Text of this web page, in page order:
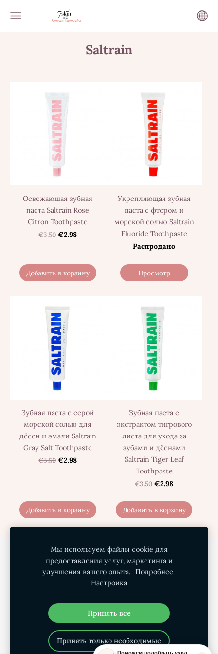
Saltrain
Освежающая зубная
паста Saltrain Rose
Citron Toothpaste
€3.50 €2.98
Добавить в корзину
Укрепляющая зубная
паста с фтором и
морской солью Saltrain
Fluoride Toothpaste
Распродано
Просмотр
Зубная паста с серой
морской солью для
дёсен и эмали Saltrain
Gray Salt Toothpaste
€3.50 €2.98
Добавить в корзину
Зубная паста с
экстрактом тигрового
листа для ухода за
зубами и дёснами
Saltrain Tiger Leaf
Toothpaste
€3.50 €2.98
Добавить в корзину
Политика конфиденциальности
Условия покупки
Доставка
О нас
Контакты
Файлы cookie
Поможем подобрать уход
Мы используем файлы cookie для
предоставления услуг, маркетинга и
улучшения вашего опыта.
Подробнее
Настройка
Принять все
Принять только необходимые